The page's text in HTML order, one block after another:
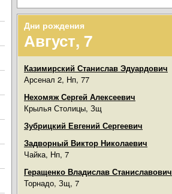
Дни рождения
Август, 7
Казимирский Станислав Эдуардович
Арсенал 2, Нп, 77
Нехомяж Сергей Алексеевич
Крылья Столицы, Зщ
Зубрицкий Евгений Сергеевич
Задворный Виктор Николаевич
Чайка, Нп, 7
Геращенко Владислав Станиславович
Торнадо, Зщ, 7